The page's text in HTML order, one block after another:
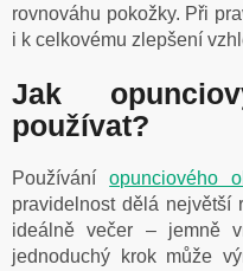
rovnováhu pokožky. Při
i k celkovému zlepšení
Jak
používat?
Používáníopunciového
pravidelnost dělá největší
ideálně večer – jemně
jednoduchý krok může